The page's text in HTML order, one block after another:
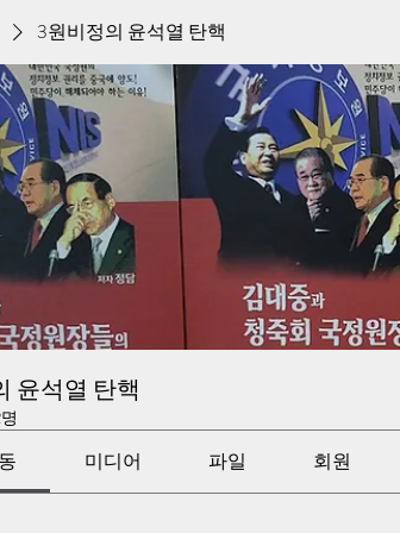
3원비정의 윤석열 탄핵
윤석열 탄핵
미디어 파일 회원